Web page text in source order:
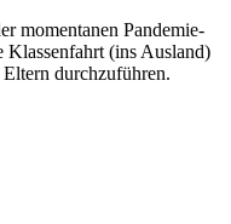
momentanen Pandemie-
Klassenfahrt (ins Ausland)
durchzuführen.